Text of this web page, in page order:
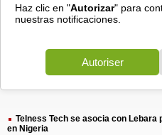
1 resultado
Telness Tech se asocia con Lebara
en Nigeria